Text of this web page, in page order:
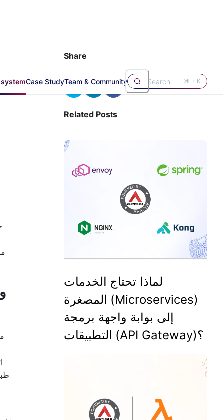
Case StudyTeam & Community Search ⌘ + K
Share
Related Posts
لماذا تحتاج الخدمات
المصغرة (Microservices)
إلى بوابة واجهة برمجة
التطبيقات (API Gateway)؟